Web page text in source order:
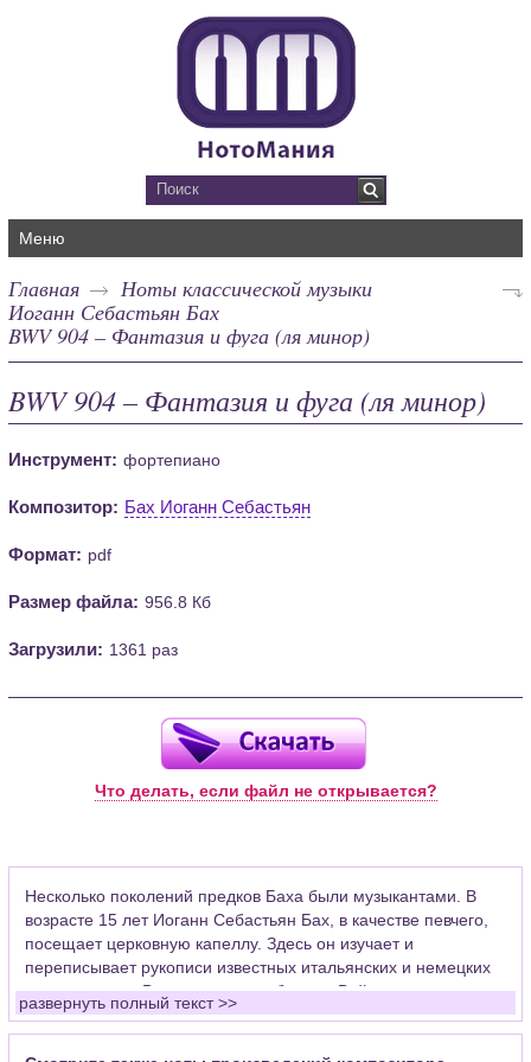
Меню
Главная
Ноты классической музыки
Иоганн Себастьян Бах
BWV 904 – Фантазия и фуга (ля минор)
BWV 904 – Фантазия и фуга (ля минор)
Инструмент: фортепиано
Композитор: Бах Иоганн Себастьян
Формат: pdf
Размер файла: 956.8 Кб
Загрузили: 1361 раз
Что делать, если файл не открывается?
Несколько поколений предков Баха были музыкантами. В
возрасте 15 лет Иоганн Себастьян Бах, в качестве певчего,
посещает церковную капеллу. Здесь он изучает и
переписывает рукописи известных итальянских и немецких
композиторов. Впоследствии работал в Веймаре скрипачом
придворного оркестра, церковным органистом в Арнштаде,
где уделял много времени развитию органной
развернуть полный текст >>